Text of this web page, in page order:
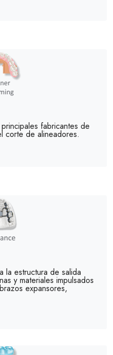
la estructura de salida
y materiales impulsados
expansores,
fabricantes de
corte de alineadores.